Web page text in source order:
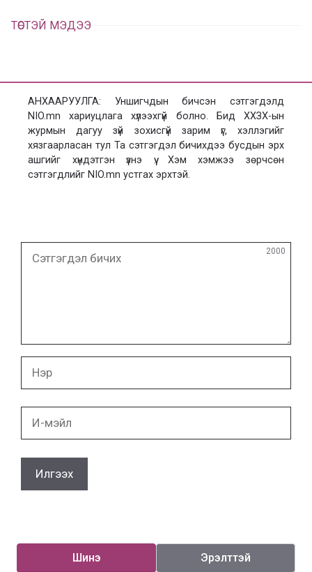
ТӨСТЭЙ МЭДЭЭ
АНХААРУУЛГА: Уншигчдын бичсэн сэтгэгдэлд
NIO.mn хариуцлага хүлээхгүй болно. Бид ХХЗХ-ын
журмын дагуу зүй зохисгүй зарим үг, хэллэгийг
хязгаарласан тул Та сэтгэгдэл бичихдээ бусдын эрх
ашгийг хүндэтгэн үзнэ үү. Хэм хэмжээ зөрчсөн
сэтгэгдлийг NIO.mn устгах эрхтэй.
бичих
2000
Шинэ Эрэлттэй